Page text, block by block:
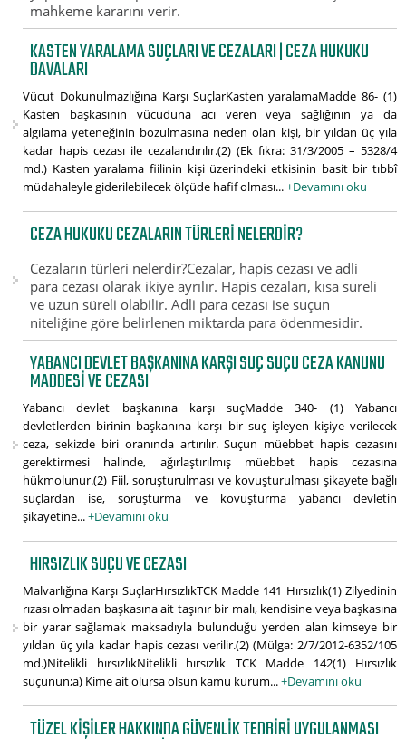
mahkeme kararını verir.
KASTEN YARALAMA SUÇLARI VE CEZALARI | CEZA HUKUKU
DAVALARI
Vücut Dokunulmazlığına Karşı SuçlarKasten yaralamaMadde 86- (1)
Kasten başkasının vücuduna acı veren veya sağlığının ya da
algılama yeteneğinin bozulmasına neden olan kişi, bir yıldan üç yıla
kadar hapis cezası ile cezalandırılır.(2) (Ek fıkra: 31/3/2005 – 5328/4
md.) Kasten yaralama fiilinin kişi üzerindeki etkisinin basit bir tıbbî
müdahaleyle giderilebilecek ölçüde hafif olması...+Devamını oku
CEZA HUKUKU CEZALARIN TÜRLERI NELERDIR?
Cezaların türleri nelerdir?Cezalar, hapis cezası ve adli
para cezası olarak ikiye ayrılır. Hapis cezaları, kısa süreli
ve uzun süreli olabilir. Adli para cezası ise suçun
niteliğine göre belirlenen miktarda para ödenmesidir.
YABANCI DEVLET BAŞKANINA KARŞI SUÇ SUÇU CEZA KANUNU
MADDESI VE CEZASI
Yabancı devlet başkanına karşı suçMadde 340- (1) Yabancı
devletlerden birinin başkanına karşı bir suç işleyen kişiye verilecek
ceza, sekizde biri oranında artırılır. Suçun müebbet hapis cezasını
gerektirmesi halinde, ağırlaştırılmış müebbet hapis cezasına
hükmolunur.(2) Fiil, soruşturulması ve kovuşturulması şikayete bağlı
suçlardan ise, soruşturma ve kovuşturma yabancı devletin
şikayetine...+Devamını oku
HIRSIZLIK SUÇU VE CEZASI
Malvarlığına Karşı SuçlarHırsızlıkTCK Madde 141 Hırsızlık(1) Zilyedinin
rızası olmadan başkasına ait taşınır bir malı, kendisine veya başkasına
bir yarar sağlamak maksadıyla bulunduğu yerden alan kimseye bir
yıldan üç yıla kadar hapis cezası verilir.(2) (Mülga: 2/7/2012-6352/105
md.)Nitelikli hırsızlıkNitelikli hırsızlık TCK Madde 142(1) Hırsızlık
suçunun;a) Kime ait olursa olsun kamu kurum...+Devamını oku
TÜZEL KIŞILER HAKKINDA GÜVENLIK TEDBIRI UYGULANMASI